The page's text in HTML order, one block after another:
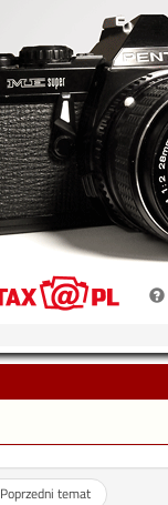
Poprzedni temat